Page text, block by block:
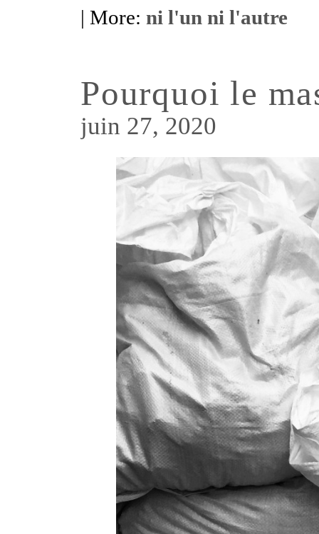
| More: ni l'un ni l'autre
Pourquoi le
juin 27, 2020